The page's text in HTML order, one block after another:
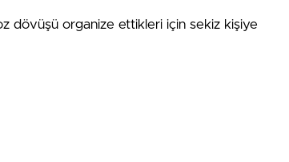
dövüşü organize ettikleri için sekiz kişiye